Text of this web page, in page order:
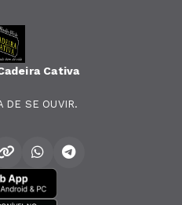
Cativa
DE SE OUVIR.